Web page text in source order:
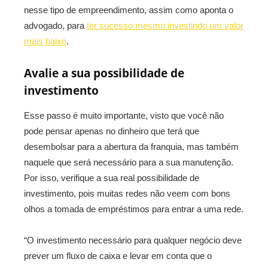
nesse tipo de empreendimento, assim como aponta o
advogado, para ter sucesso mesmo investindo um valor
mais baixo.
Avalie a sua possibilidade de
investimento
Esse passo é muito importante, visto que você não
pode pensar apenas no dinheiro que terá que
desembolsar para a abertura da franquia, mas também
naquele que será necessário para a sua manutenção.
Por isso, verifique a sua real possibilidade de
investimento, pois muitas redes não veem com bons
olhos a tomada de empréstimos para entrar a uma rede.
“O investimento necessário para qualquer negócio deve
prever um fluxo de caixa e levar em conta que o